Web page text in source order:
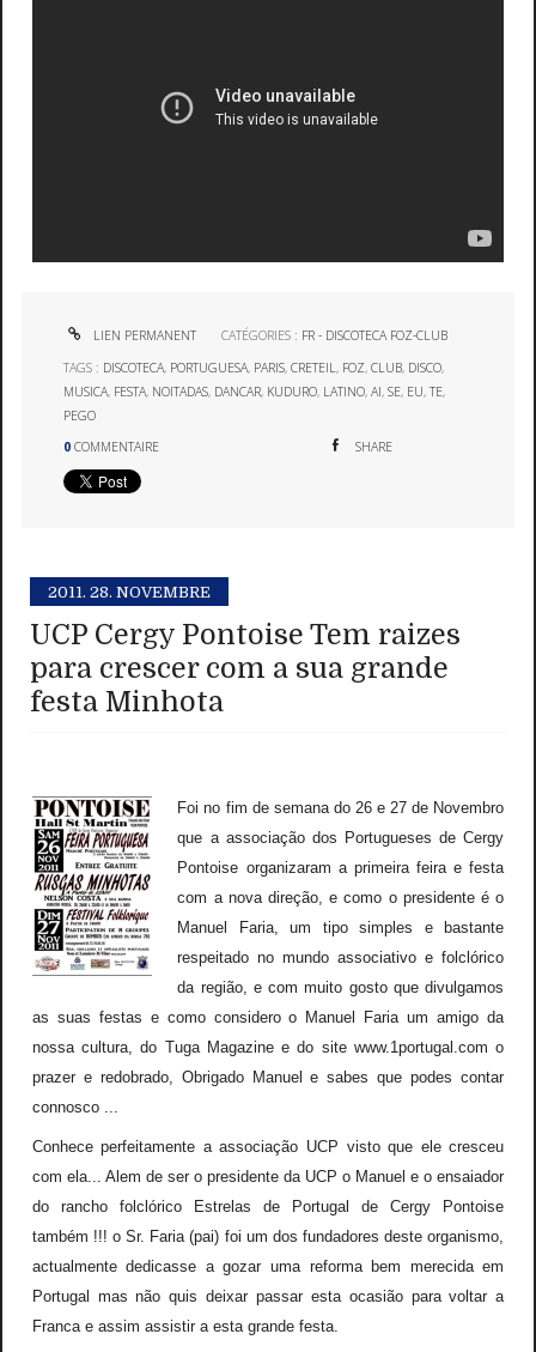
LIEN PERMANENT CATÉGORIES : FR - DISCOTECA FOZ-CLUB
TAGS : DISCOTECA, PORTUGUESA, PARIS,CRETEIL, FOZ,CLUB, DISCO,
MUSICA, FESTA, NOITADAS, DANCAR, KUDURO, LATINO,AI,SE, EU,TE,
PEGO
0 COMMENTAIRE SHARE
2011. 28. NOVEMBRE
UCP Cergy Pontoise Tem raizes
para crescer com a sua grande
festa Minhota
Foi no fim de semana do 26 e 27 de Novembro
que a associação dos Portugueses de Cergy
Pontoise organizaram a primeira feira e festa
com a nova direção, e como o presidente é o
Manuel Faria, um tipo simples e bastante
respeitado no mundo associativo e folclórico
da região, e com muito gosto que divulgamos
as suas festas e como considero o Manuel Faria um amigo da
nossa cultura, do Tuga Magazine e do site www.1portugal.com o
prazer e redobrado, Obrigado Manuel e sabes que podes contar
connosco ...
Conhece perfeitamente a associação UCP visto que ele cresceu
com ela... Alem de ser o presidente da UCP o Manuel e o ensaiador
do rancho folclórico Estrelas de Portugal de Cergy Pontoise
também !!! o Sr. Faria (pai) foi um dos fundadores deste organismo,
actualmente dedicasse a gozar uma reforma bem merecida em
Portugal mas não quis deixar passar esta ocasião para voltar a
Franca e assim assistir a esta grande festa.